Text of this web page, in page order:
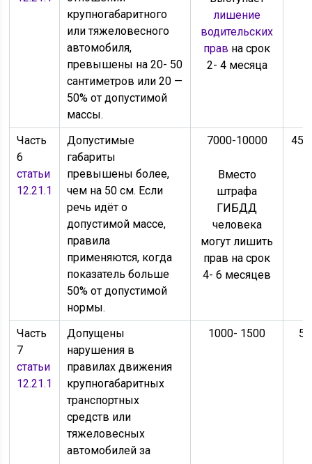
крупногабаритного
или тяжеловесного
автомобиля,
превышены на 20- 50
сантиметров или 20 —
50% от допустимой
массы.
лишение
водительских
прав на срок
2- 4 месяца
Часть
6
статьи
12.21.1
Допустимые
габариты
превышены более,
чем на 50 см. Если
речь идёт о
допустимой массе,
правила
применяются, когда
показатель больше
50% от допустимой
нормы.
7000-10000
Вместо
штрафа
ГИБДД
человека
могут лишить
прав на срок
4- 6 месяцев
Часть
7
статьи
12.21.1
Допущены
нарушения в
правилах движения
крупногабаритных
транспортных
средств или
тяжеловесных
автомобилей за
1000- 1500